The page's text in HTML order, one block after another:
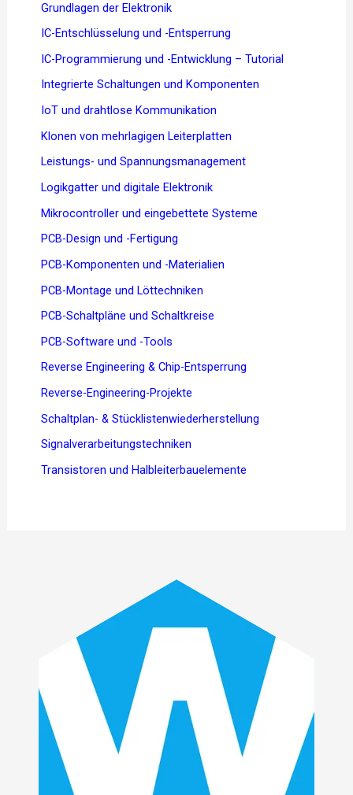
Grundlagen der Elektronik
IC-Entschlüsselung und -Entsperrung
IC-Programmierung und -Entwicklung – Tutorial
Integrierte Schaltungen und Komponenten
IoT und drahtlose Kommunikation
Klonen von mehrlagigen Leiterplatten
Leistungs- und Spannungsmanagement
Logikgatter und digitale Elektronik
Mikrocontroller und eingebettete Systeme
PCB-Design und -Fertigung
PCB-Komponenten und -Materialien
PCB-Montage und Löttechniken
PCB-Schaltpläne und Schaltkreise
PCB-Software und -Tools
Reverse Engineering & Chip-Entsperrung
Reverse-Engineering-Projekte
Schaltplan- & Stücklistenwiederherstellung
Signalverarbeitungstechniken
Transistoren und Halbleiterbauelemente